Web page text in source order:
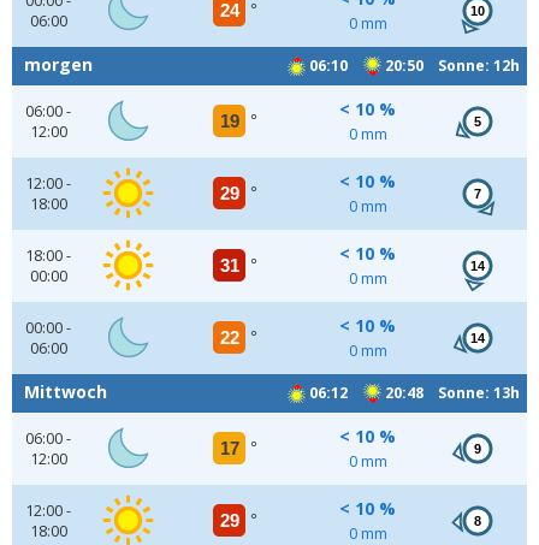
06:00
24 °
0 mm
10
06:10 20:50 Sonne: 12h
morgen
06:00 -
12:00
19 °
< 10 %
0 mm
5
12:00 -
18:00
29 °
< 10 %
0 mm
7
18:00 -
00:00
31 °
< 10 %
0 mm
14
00:00 -
06:00
22 °
< 10 %
0 mm
14
06:12 20:48 Sonne: 13h
Mittwoch
06:00 -
12:00
17 °
< 10 %
0 mm
9
12:00 -
18:00
29 °
< 10 %
0 mm
8